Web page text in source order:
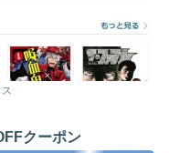
クーポン